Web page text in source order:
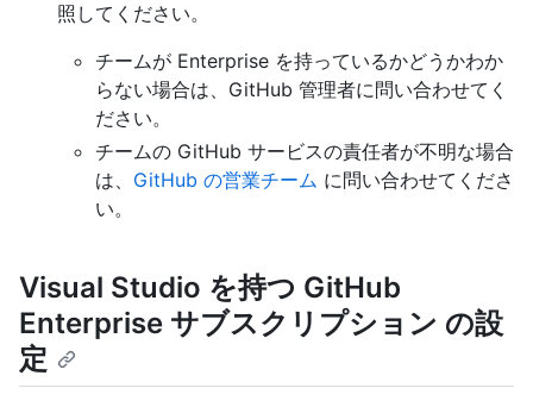
照してください。
チームが Enterprise を持っているかどうかわか
らない場合は、GitHub 管理者に問い合わせてく
ださい。
チームの GitHub サービスの責任者が不明な場合
は、 GitHub の営業チーム に問い合わせてくださ
い。
Visual Studio を持つ GitHub
Enterprise サブスクリプション の設
定